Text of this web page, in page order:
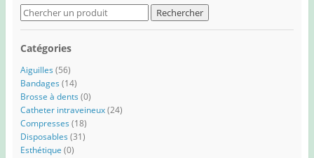
Search
for:
Catégories
Aiguilles (56)
Bandages (14)
Brosse à dents (0)
Catheter intraveineux (24)
Compresses (18)
Disposables (31)
Esthétique (0)